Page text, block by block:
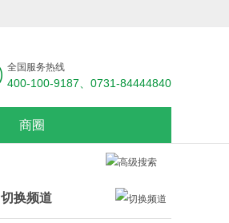
全国服务热线
400-100-9187、0731-84444840
商圈
切换频道